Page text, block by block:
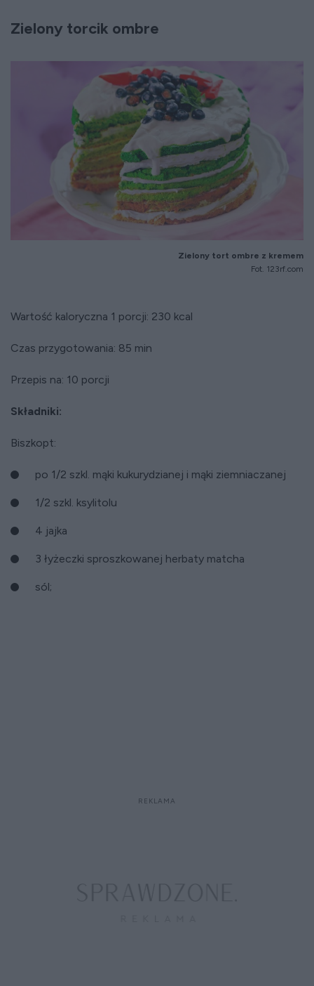
Zielony torcik ombre
Zielony tort ombre z kremem
Fot. 123rf.com
Wartość kaloryczna 1 porcji: 230 kcal
Czas przygotowania: 85 min
Przepis na: 10 porcji
Składniki:
Biszkopt:
po 1/2 szkl. mąki kukurydzianej i mąki ziemniaczanej
1/2 szkl. ksylitolu
4 jajka
3 łyżeczki sproszkowanej herbaty matcha
sól;